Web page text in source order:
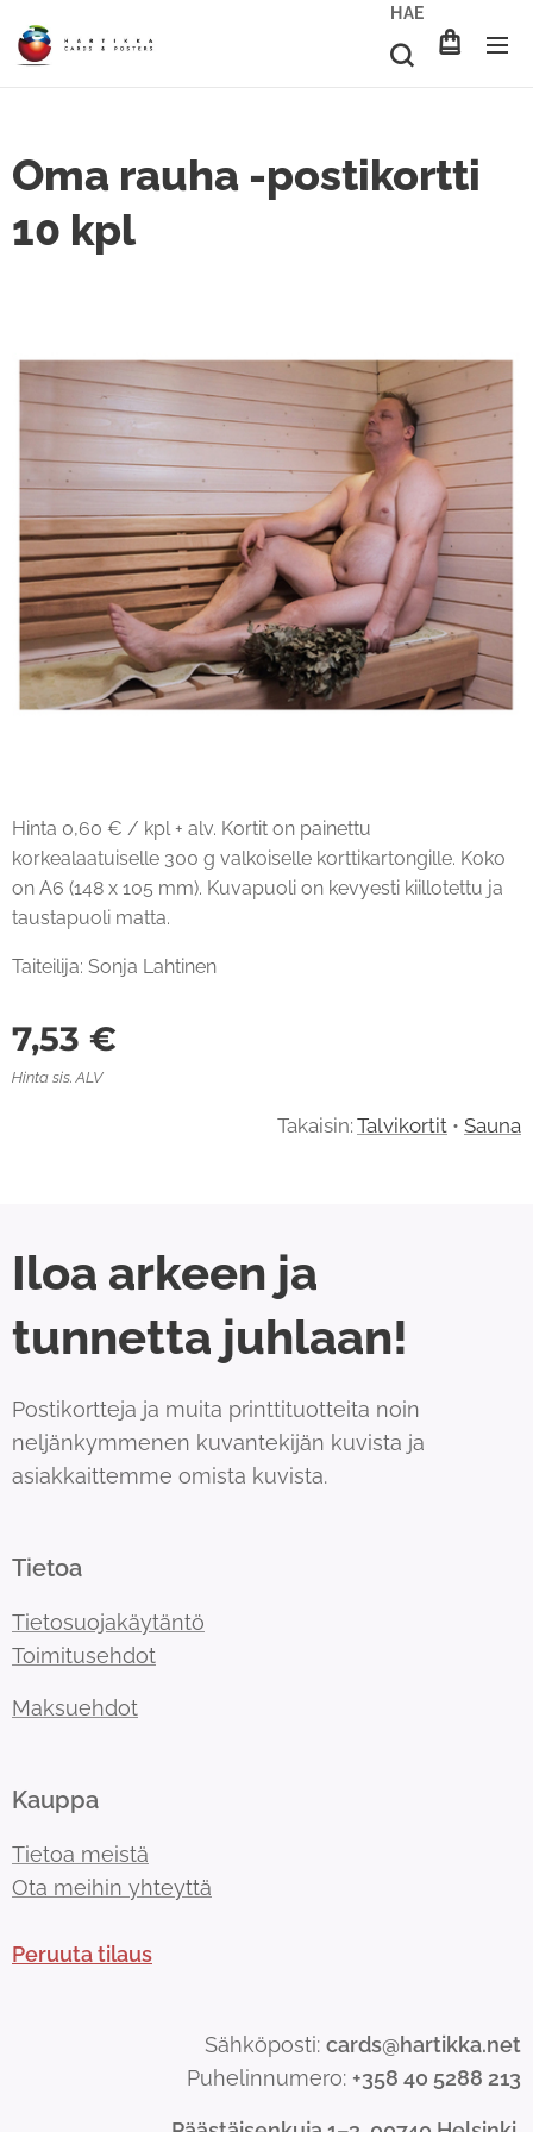
HAE
Oma rauha -postikortti
10 kpl
Hinta 0,60 € / kpl + alv. Kortit on painettu
korkealaatuiselle 300 g valkoiselle korttikartongille. Koko
on A6 (148 x 105 mm). Kuvapuoli on kevyesti kiillotettu ja
taustapuoli matta.
Taiteilija: Sonja Lahtinen
7,53 €
Hinta sis. ALV
Takaisin: Talvikortit • Sauna
Iloa arkeen ja
tunnetta juhlaan!
Postikortteja ja muita printtituotteita noin
neljänkymmenen kuvantekijän kuvista ja
asiakkaittemme omista kuvista.
Tietoa
Tietosuojakäytäntö
Toimitusehdot
Maksuehdot
Kauppa
Tietoa meistä
Ota meihin yhteyttä
Peruuta tilaus
Sähköposti: cards@hartikka.net
Puhelinnumero: +358 40 5288 213